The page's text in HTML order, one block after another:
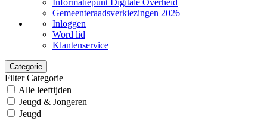
Informatiepunt Digitale Overheid
Gemeenteraadsverkiezingen 2026
Inloggen
Word lid
Klantenservice
Categorie
Filter Categorie
Alle leeftijden
Jeugd & Jongeren
Jeugd